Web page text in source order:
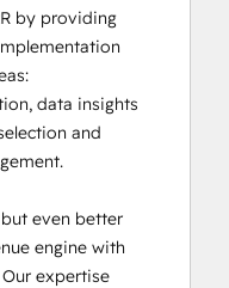
by providing
data insights
and
even better
engine with
expertise